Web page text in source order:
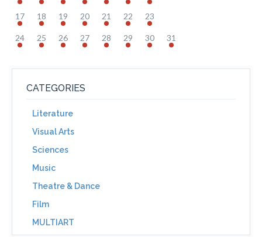
17 18 19 20 21 22 23
24 25 26 27 28 29 30 31
CATEGORIES
Literature
Visual Arts
Sciences
Music
Theatre & Dance
Film
MULTIART